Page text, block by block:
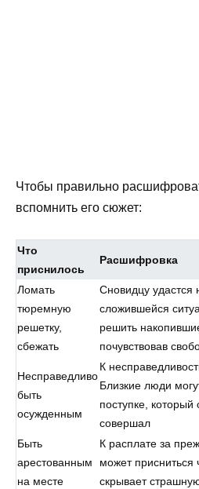
Чтобы правильно
вспомнить его сюжет:
Что
приснилось
Расшифровка
Ломать
тюремную
решетку,
сбежать
Сновидцу удастся
сложившейся
решить
почувствовав
Несправедливо
быть
осужденным
К
Близкие люди
поступке,
совершал
Быть
арестованным
на месте
К расплате за
может присниться
скрывает